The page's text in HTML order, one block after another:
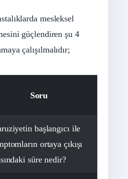
mesleksel
güçlendiren şu 4
çalışılmalıdır;
Soru
başlangıcı ile
ortaya çıkışı
süre nedir?